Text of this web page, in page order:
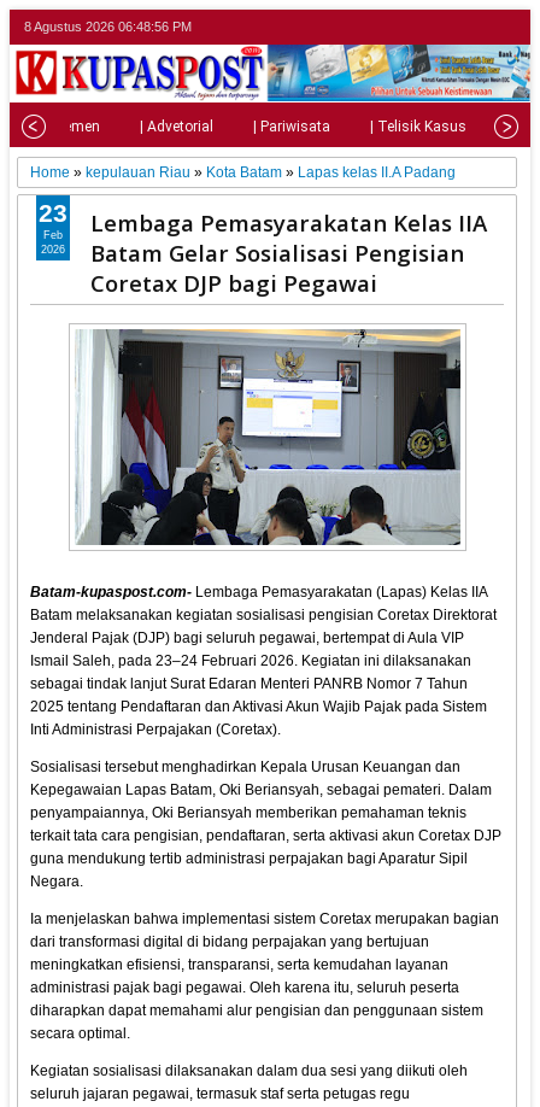
8 Agustus 2026 06:48:58 PM
| Parlemen | Advetorial | Pariwisata | Telisik Kasus |
Home » kepulauan Riau » Kota Batam » Lapas kelas II.A Padang
Lembaga Pemasyarakatan Kelas IIA
Batam Gelar Sosialisasi Pengisian
Coretax DJP bagi Pegawai
Batam-kupaspost.com- Lembaga Pemasyarakatan (Lapas) Kelas IIA
Batam melaksanakan kegiatan sosialisasi pengisian Coretax Direktorat
Jenderal Pajak (DJP) bagi seluruh pegawai, bertempat di Aula VIP
Ismail Saleh, pada 23–24 Februari 2026. Kegiatan ini dilaksanakan
sebagai tindak lanjut Surat Edaran Menteri PANRB Nomor 7 Tahun
2025 tentang Pendaftaran dan Aktivasi Akun Wajib Pajak pada Sistem
Inti Administrasi Perpajakan (Coretax).
Sosialisasi tersebut menghadirkan Kepala Urusan Keuangan dan
Kepegawaian Lapas Batam, Oki Beriansyah, sebagai pemateri. Dalam
penyampaiannya, Oki Beriansyah memberikan pemahaman teknis
terkait tata cara pengisian, pendaftaran, serta aktivasi akun Coretax DJP
guna mendukung tertib administrasi perpajakan bagi Aparatur Sipil
Negara.
Ia menjelaskan bahwa implementasi sistem Coretax merupakan bagian
dari transformasi digital di bidang perpajakan yang bertujuan
meningkatkan efisiensi, transparansi, serta kemudahan layanan
administrasi pajak bagi pegawai. Oleh karena itu, seluruh peserta
diharapkan dapat memahami alur pengisian dan penggunaan sistem
secara optimal.
Kegiatan sosialisasi dilaksanakan dalam dua sesi yang diikuti oleh
seluruh jajaran pegawai, termasuk staf serta petugas regu
23
Feb
2026